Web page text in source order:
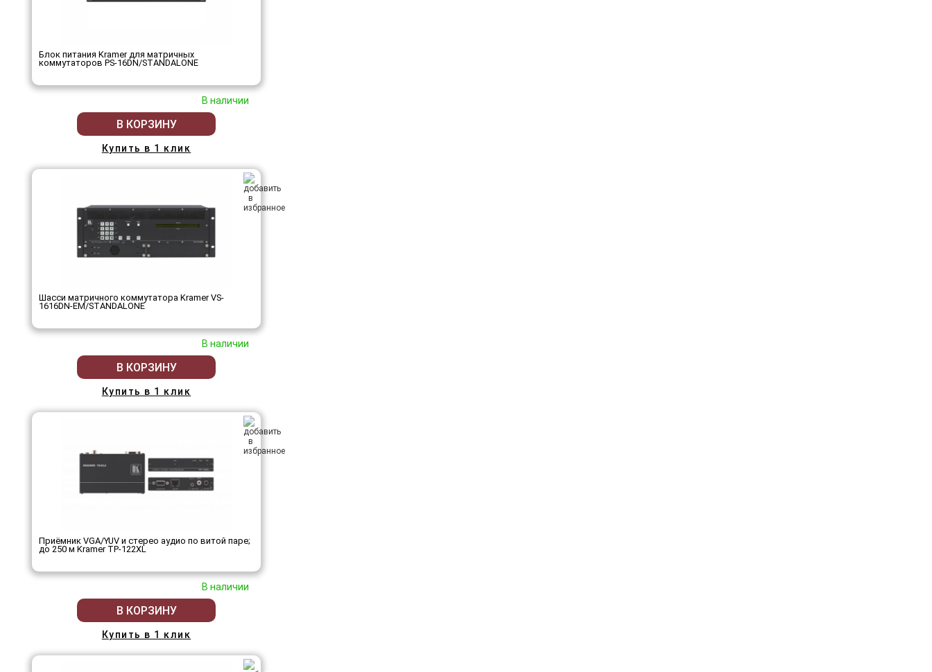
Блок питания Kramer для матричных
коммутаторов PS-16DN/STANDALONE
В наличии
В КОРЗИНУ
Купить в 1 клик
Шасси матричного коммутатора Kramer VS-
1616DN-EM/STANDALONE
В наличии
В КОРЗИНУ
Купить в 1 клик
Приёмник VGA/YUV и стерео аудио по витой паре;
до 250 м Kramer TP-122XL
В наличии
В КОРЗИНУ
Купить в 1 клик